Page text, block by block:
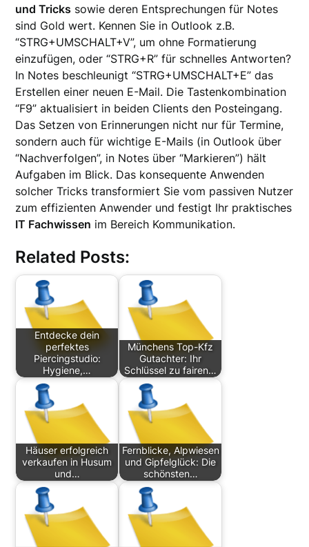
und Tricks sowie deren Entsprechungen für Notes
sind Gold wert. Kennen Sie in Outlook z.B.
“STRG+UMSCHALT+V”, um ohne Formatierung
einzufügen, oder “STRG+R” für schnelles Antworten?
In Notes beschleunigt “STRG+UMSCHALT+E” das
Erstellen einer neuen E-Mail. Die Tastenkombination
“F9” aktualisiert in beiden Clients den Posteingang.
Das Setzen von Erinnerungen nicht nur für Termine,
sondern auch für wichtige E-Mails (in Outlook über
“Nachverfolgen”, in Notes über “Markieren”) hält
Aufgaben im Blick. Das konsequente Anwenden
solcher Tricks transformiert Sie vom passiven Nutzer
zum effizienten Anwender und festigt Ihr praktisches
IT Fachwissen im Bereich Kommunikation.
Related Posts:
Entdecke dein
perfektes
Piercingstudio:
Hygiene,…
Münchens Top-Kfz
Gutachter: Ihr
Schlüssel zu fairen…
Häuser erfolgreich
verkaufen in Husum
und…
Fernblicke, Alpwiesen
und Gipfelglück: Die
schönsten…